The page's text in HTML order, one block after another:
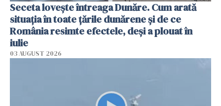
Seceta lovește întreaga Dunăre. Cum arată
situația în toate țările dunărene și de ce
România resimte efectele, deși a plouat în
iulie
03 AUGUST 2026